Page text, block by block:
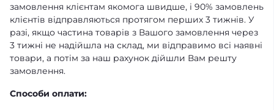
замовлення клієнтам якомога швидше, і 90% замовлень
клієнтів відправляються протягом перших 3 тижнів. У
разі, якщо частина товарів з Вашого замовлення через
3 тижні не надійшла на склад, ми відправимо всі наявні
товари, а потім за наш рахунок дійшли Вам решту
замовлення.
Способи оплати: